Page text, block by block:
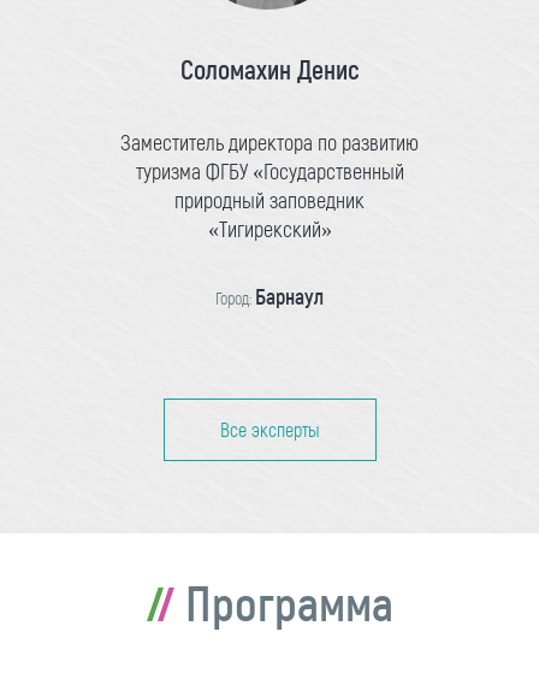
Соломахин Денис
Заместитель директора по развитию
туризма ФГБУ «Государственный
природный заповедник
«Тигирекский»
Город: Барнаул
Все эксперты
Программа